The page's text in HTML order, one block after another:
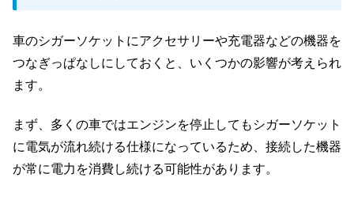
車のシガーソケットにアクセサリーや充電器などの機器を
つなぎっぱなしにしておくと、いくつかの影響が考えられ
ます。
まず、多くの車ではエンジンを停止してもシガーソケット
に電気が流れ続ける仕様になっているため、接続した機器
が常に電力を消費し続ける可能性があります。